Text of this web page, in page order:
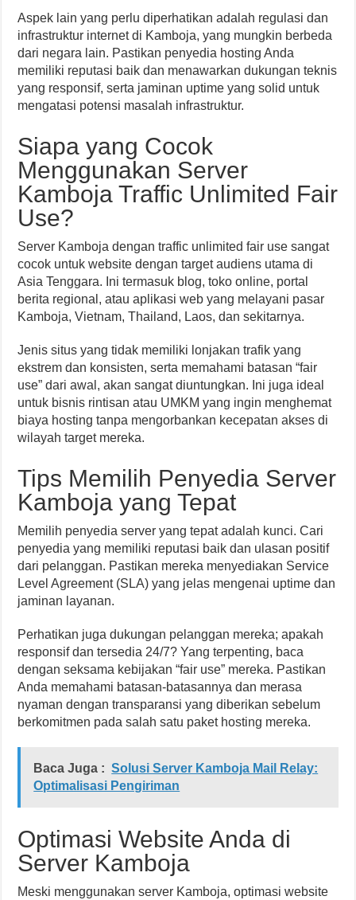
Aspek lain yang perlu diperhatikan adalah regulasi dan
infrastruktur internet di Kamboja, yang mungkin berbeda
dari negara lain. Pastikan penyedia hosting Anda
memiliki reputasi baik dan menawarkan dukungan teknis
yang responsif, serta jaminan uptime yang solid untuk
mengatasi potensi masalah infrastruktur.
Siapa yang Cocok
Menggunakan Server
Kamboja Traffic Unlimited Fair
Use?
Server Kamboja dengan traffic unlimited fair use sangat
cocok untuk website dengan target audiens utama di
Asia Tenggara. Ini termasuk blog, toko online, portal
berita regional, atau aplikasi web yang melayani pasar
Kamboja, Vietnam, Thailand, Laos, dan sekitarnya.
Jenis situs yang tidak memiliki lonjakan trafik yang
ekstrem dan konsisten, serta memahami batasan “fair
use” dari awal, akan sangat diuntungkan. Ini juga ideal
untuk bisnis rintisan atau UMKM yang ingin menghemat
biaya hosting tanpa mengorbankan kecepatan akses di
wilayah target mereka.
Tips Memilih Penyedia Server
Kamboja yang Tepat
Memilih penyedia server yang tepat adalah kunci. Cari
penyedia yang memiliki reputasi baik dan ulasan positif
dari pelanggan. Pastikan mereka menyediakan Service
Level Agreement (SLA) yang jelas mengenai uptime dan
jaminan layanan.
Perhatikan juga dukungan pelanggan mereka; apakah
responsif dan tersedia 24/7? Yang terpenting, baca
dengan seksama kebijakan “fair use” mereka. Pastikan
Anda memahami batasan-batasannya dan merasa
nyaman dengan transparansi yang diberikan sebelum
berkomitmen pada salah satu paket hosting mereka.
Baca Juga : Solusi Server Kamboja Mail Relay:
Optimalisasi Pengiriman
Optimasi Website Anda di
Server Kamboja
Meski menggunakan server Kamboja, optimasi website